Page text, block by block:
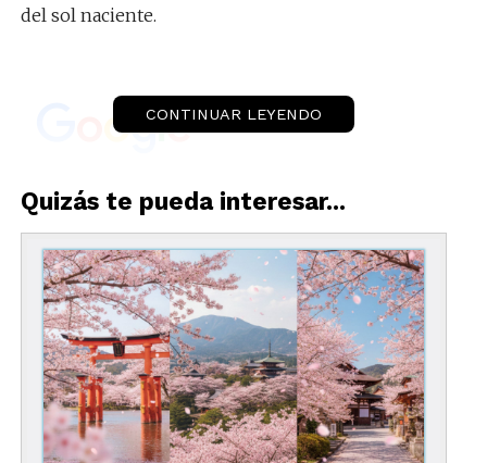
del sol naciente.
CONTINUAR LEYENDO
Quizás te pueda interesar...